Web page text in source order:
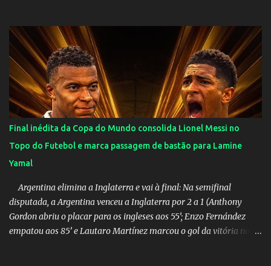
Final inédita da Copa do Mundo consolida Lionel Messi no
Topo do Futebol e marca passagem de bastão para Lamine
Yamal
Argentina elimina a Inglaterra e vai à final: Na semifinal
disputada, a Argentina venceu a Inglaterra por 2 a 1 (Anthony
Gordon abriu o placar para os ingleses aos 55’; Enzo Fernández
empatou aos 85’ e Lautaro Martínez marcou o gol da vitória nos